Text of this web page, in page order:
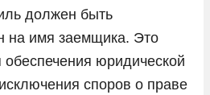
должен быть
на имя заемщика. Это
юридической
споров о праве